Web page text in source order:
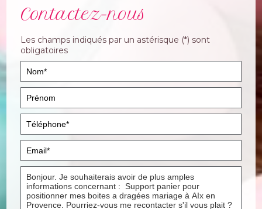
Contactez-nous
Les champs indiqués par un astérisque (*) sont
obligatoires